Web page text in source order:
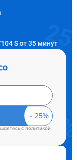
S от 35 минут
cполитикой